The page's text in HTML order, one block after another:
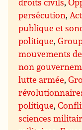
persécution,
publique et
politique,
mouvements
non
lutte armée,
politique,
sciences